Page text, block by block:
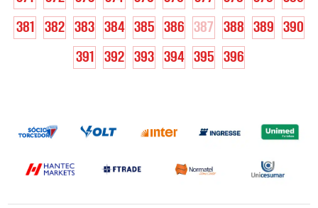
381
382 383 384 385 386 387 388 389
390
391
392 393 394 395 396